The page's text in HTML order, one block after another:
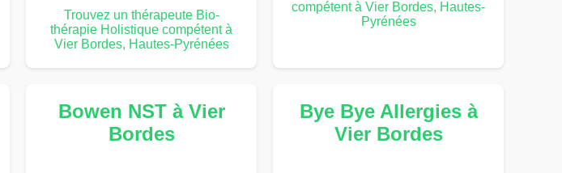
Trouvez un thérapeute Bio-
thérapie Holistique compétent à
Vier Bordes, Hautes-Pyrénées
compétent à Vier Bordes, Hautes-
Pyrénées
Bowen NST à Vier
Bordes
Bye Bye Allergies à
Vier Bordes